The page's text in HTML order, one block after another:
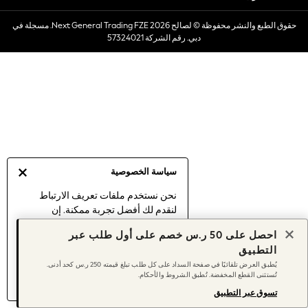
سياسة الخصوصية
نحن نستخدم ملفات تعريف الارتباط
لنقدم لك أفضل تجربة ممكنة. إن
موافقتك على استخدامنا لملفات تعريف
اكتشف المزيد عن إدارة إعدادات ملفات
تعريف الارتباط (الكوكيز).
Dresses
Occasionwear
Sets & Outfits
Sun Hats & Caps
Women's Holiday Shop
Women's Travel Styles
Dresses
Occasionwear
Linen Collection
Tops & T-Shirts
حقوق الطبع والنشر محفوظة © لصالح 2026 Next General Trading FZE. مسجلة في
دبي. رقم الشركة 57324021
احصل على 50 ر.س خصم على أول طلب عبر
التطبيق
يُطبق العرض تلقائيًا في صفحة السداد على كل طلب تبلغ قيمته 250 ر.س كحد أدنى.
تُستثنى القطع المخفضة. تُطبق الشروط والأحكام.
تسوق عبر التطبيق